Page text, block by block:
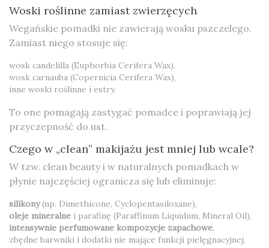
Woski roślinne zamiast zwierzęcych
Wegańskie pomadki nie zawierają wosku pszczelego.
Zamiast niego stosuje się:
wosk candelilla (Euphorbia Cerifera Wax),
wosk carnauba (Copernicia Cerifera Wax),
inne woski roślinne i estry.
To one pomagają zastygać pomadce i poprawiają jej
przyczepność do ust.
Czego w „clean” makijażu jest mniej lub wcale?
W tzw. clean beauty i w naturalnych pomadkach w
płynie najczęściej ogranicza się lub eliminuje:
silikony(np. Dimethicone, Cyclopentasiloxane),
oleje mineralne i parafinę (Paraffinum Liquidum, Mineral Oil),
intensywnie perfumowane kompozycje zapachowe,
zbędne barwniki i dodatki nie mające funkcji pielęgnacyjnej.